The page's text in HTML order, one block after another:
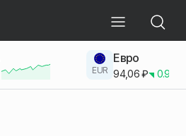
EUR
Евро
94,06₽ 0.93